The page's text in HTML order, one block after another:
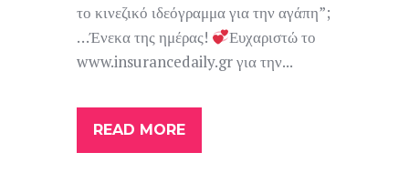
το κινεζικό ιδεόγραμμα για την αγάπη”;
…Ένεκα της ημέρας!
Ευχαριστώ το
www.insurancedaily.gr για την...
READ MORE